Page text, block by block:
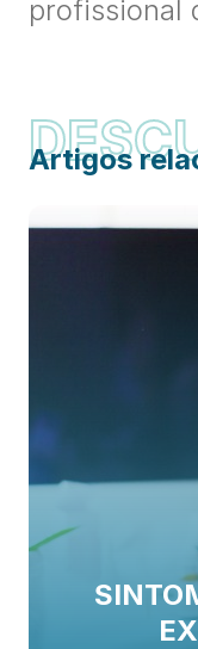
profissional
Artigos